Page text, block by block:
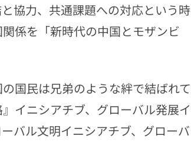
協力、共通課題への対応という時
係を「新時代の中国とモザンビ
国民は兄弟のような絆で結ばれて
イニシアチブ、グローバル発展イ
バル文明イニシアチブ、グローバ